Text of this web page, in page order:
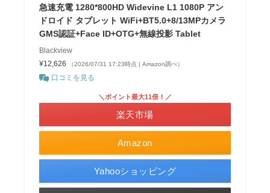
急速充電 1280*800HD Widevine L1 1080P アン
ドロイド タブレット WiFi+BT5.0+8/13MPカメラ
GMS認証+Face ID+OTG+無線投影 Tablet
Blackview
¥12,626
（2026/07/31 17:23時点 | Amazon調べ）
口コミを見る
Amazon
＼ポイント最大11倍！／
楽天市場
Yahooショッピング